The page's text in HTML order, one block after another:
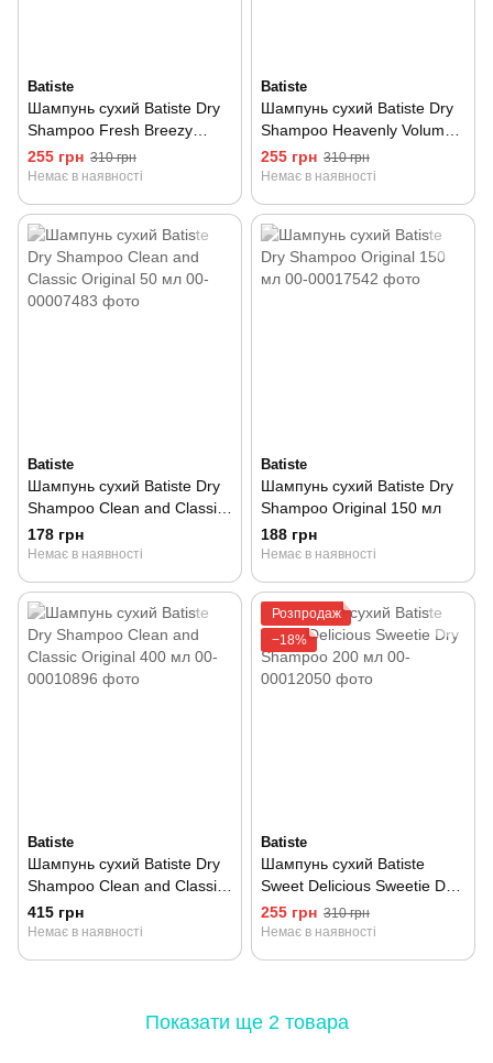
Batiste
Шампунь сухий Batiste Dry
Shampoo Fresh Breezy
Citrus 200 мл
255 грн 310 грн
Немає в наявності
Batiste
Шампунь сухий Batiste Dry
Shampoo Heavenly Volume
200 мл
255 грн 310 грн
Немає в наявності
Batiste
Шампунь сухий Batiste Dry
Shampoo Clean and Classic
Original 50 мл
178 грн
Немає в наявності
Batiste
Шампунь сухий Batiste Dry
Shampoo Original 150 мл
188 грн
Немає в наявності
Batiste
Шампунь сухий Batiste Dry
Shampoo Clean and Classic
Original 400 мл
415 грн
Немає в наявності
Розпродаж
−18%
Batiste
Шампунь сухий Batiste
Sweet Delicious Sweetie Dry
Shampoo 200 мл
255 грн 310 грн
Немає в наявності
Показати ще 2 товара